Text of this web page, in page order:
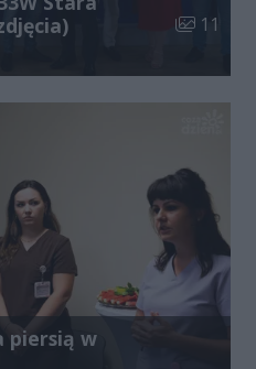
Liczba
11
piersią w